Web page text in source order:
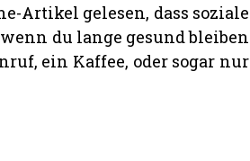
Artikel gelesen, dass soziale
du lange gesund bleiben
ein Kaffee, oder sogar nur